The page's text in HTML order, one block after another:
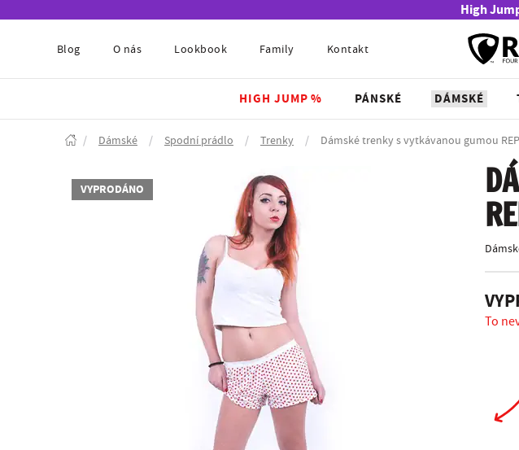
High
Blog O nás Lookbook Family Kontakt
HIGH JUMP % PÁNSKÉ DÁMSKÉ
/ Dámské / Spodní prádlo / Trenky / Dámské trenky s vytkávanou gumou
VYPRODÁNO
To